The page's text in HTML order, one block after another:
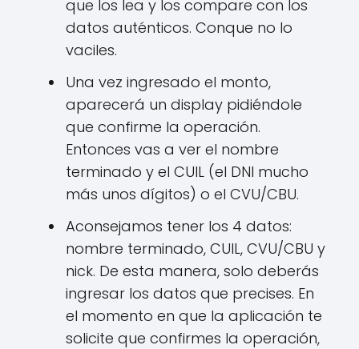
que los lea y los compare con los
datos auténticos. Conque no lo
vaciles.
Una vez ingresado el monto,
aparecerá un display pidiéndole
que confirme la operación.
Entonces vas a ver el nombre
terminado y el CUIL (el DNI mucho
más unos dígitos) o el CVU/CBU.
Aconsejamos tener los 4 datos:
nombre terminado, CUIL, CVU/CBU y
nick. De esta manera, solo deberás
ingresar los datos que precises. En
el momento en que la aplicación te
solicite que confirmes la operación,